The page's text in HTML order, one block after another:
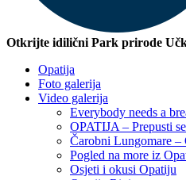
Otkrijte idilični Park prirode
Opatija
Foto galerija
Video galerija
Everybody needs a
OPATIJA – Prepusti
Čarobni Lungomare –
Pogled na more iz
Osjeti i okusi Opatiju